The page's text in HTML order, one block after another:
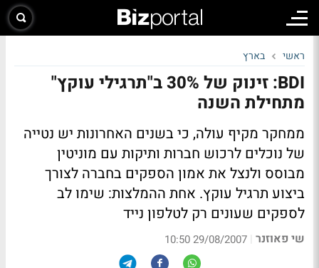
ראשי בארץ
BDI: זינוק של 30% ב"תרגילי עוקץ"
מתחילת השנה
ממחקר מקיף עולה, כי בשנים האחרונות יש נטייה
של נוכלים לרכוש חברות ותיקות עם מוניטין
מבוסס ולנצל את אמון הספקים בחברה לצורך
ביצוע תרגיל עוקץ. אחת ההמלצות: שימו לב
לספקים שעונים רק לטלפון נייד
שי פאוזנר |
29/08/2007 10:50